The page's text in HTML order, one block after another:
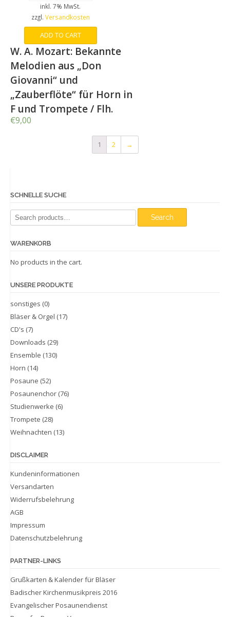
inkl. 7% MwSt.
zzgl. Versandkosten
ADD TO CART
W. A. Mozart: Bekannte
Melodien aus „Don
Giovanni“ und
„Zauberflöte“ für Horn in
F und Trompete / Flh.
€9,00
1 2 →
SCHNELLE SUCHE
Search
for:
Search
WARENKORB
No products in the cart.
UNSERE PRODUKTE
sonstiges (0)
Bläser & Orgel (17)
CD's (7)
Downloads (29)
Ensemble (130)
Horn (14)
Posaune (52)
Posaunenchor (76)
Studienwerke (6)
Trompete (28)
Weihnachten (13)
DISCLAIMER
Kundeninformationen
Versandarten
Widerrufsbelehrung
AGB
Impressum
Datenschutzbelehrung
PARTNER-LINKS
Grußkarten & Kalender für Bläser
Badischer Kirchenmusikpreis 2016
Evangelischer Posaunendienst